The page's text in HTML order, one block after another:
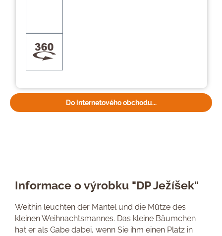
Do internetového obchodu...
Informace o výrobku "DP Ježíšek"
Weithin leuchten der Mantel und die Mütze des
kleinen Weihnachtsmannes. Das kleine Bäumchen
hat er als Gabe dabei, wenn Sie ihm einen Platz in